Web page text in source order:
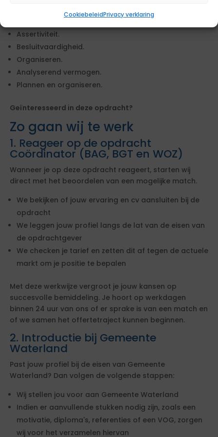
CookiebeleidPrivacy verklaring
Assertiviteit.
Besluitvaardigheid.
Organiseren.
Analyserend vermogen.
Plannen en organiseren.
Geïnteresseerd in deze opdracht?
Zo gaan wij te werk
1. Reageer op de opdracht
Coördinator (BAG, BGT en WOZ)
Wanneer je op deze opdracht reageert, starten wij
direct met het beoordelen van een mogelijke match.
We bekijken of jouw ervaring en cv aansluiten bij de
opdracht
We leggen jouw profiel langs de lat van de eisen van
de opdrachtgever
We checken je tarief en zetten dit af tegen de actuele
markt om je positie te bepalen
Met deze werkwijze vergroot je jouw kansen op
succesvolle bemiddeling. Je hoort op werkdagen
binnen 24 uur van ons of er sprake is van een match en
of we samen het offertetraject kunnen beginnen.
2. Introductie bij Gemeente
Waterland
Past jouw profiel bij de eisen van Gemeente
Waterland? Dan volgen de volgende stappen:
Wij stellen jou voor aan Gemeente Waterland
Indien er aanvullende stukken nodig zijn, zoals een
motivatie, diploma's, referenties of een VOG, zorgen
wij voor het verzamelen hiervan